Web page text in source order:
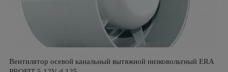
Вентилятор осевой канальный вытяжной низковольтный ERA